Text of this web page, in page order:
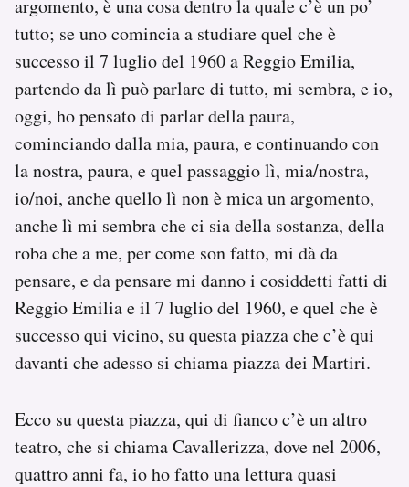
argomento, è una cosa dentro la quale c’è un po’
tutto; se uno comincia a studiare quel che è
successo il 7 luglio del 1960 a Reggio Emilia,
partendo da lì può parlare di tutto, mi sembra, e io,
oggi, ho pensato di parlar della paura,
cominciando dalla mia, paura, e continuando con
la nostra, paura, e quel passaggio lì, mia/nostra,
io/noi, anche quello lì non è mica un argomento,
anche lì mi sembra che ci sia della sostanza, della
roba che a me, per come son fatto, mi dà da
pensare, e da pensare mi danno i cosiddetti fatti di
Reggio Emilia e il 7 luglio del 1960, e quel che è
successo qui vicino, su questa piazza che c’è qui
davanti che adesso si chiama piazza dei Martiri.
Ecco su questa piazza, qui di fianco c’è un altro
teatro, che si chiama Cavallerizza, dove nel 2006,
quattro anni fa, io ho fatto una lettura quasi